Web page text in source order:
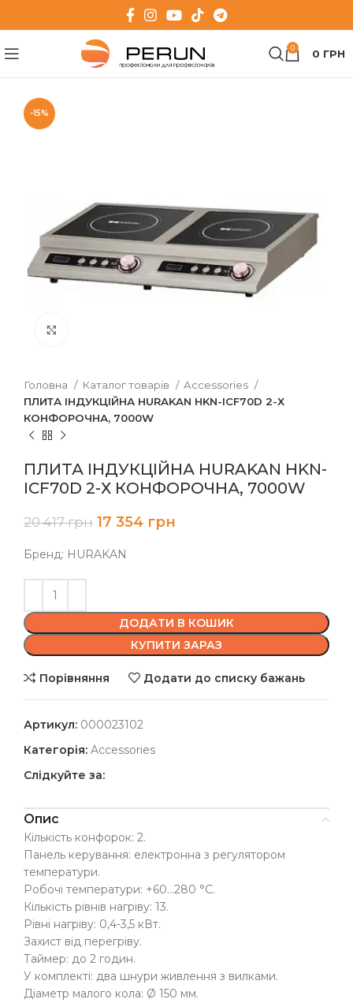
0 0 ГРН
-15%
Головна Каталог товарів
Accessories
ПЛИТА ІНДУКЦІЙНА HURAKAN HKN-ICF70D 2-Х
КОНФОРОЧНА, 7000W
ПЛИТА ІНДУКЦІЙНА HURAKAN HKN-
ICF70D 2-Х КОНФОРОЧНА, 7000W
20 417грн 17 354 грн
Бренд: HURAKAN
ДОДАТИ В КОШИК
КУПИТИ ЗАРАЗ
Порівняння Додати до списку бажань
Артикул: 000023102
Категорія: Accessories
Слідкуйте за:
Опис
Кількість конфорок: 2.
Панель керування: електронна з регулятором
температури.
Робочі температури: +60…280 °С.
Кількість рівнів нагріву: 13.
Рівні нагріву: 0,4-3,5 кВт.
Захист від перегріву.
Таймер: до 2 годин.
У комплекті: два шнури живлення з вилками.
Діаметр малого кола: Ø 150 мм.